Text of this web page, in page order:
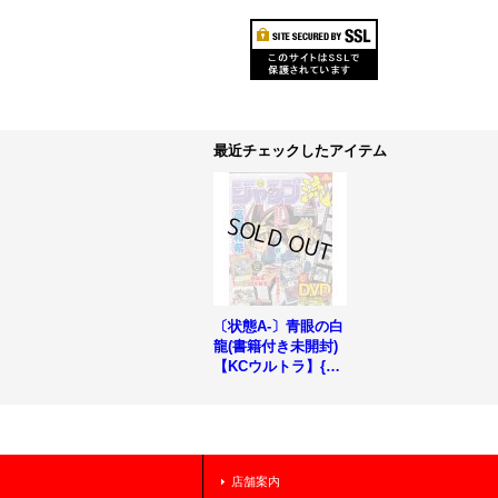
最近チェックしたアイテム
〔状態A-〕青眼の白
龍(書籍付き未開封)
【KCウルトラ】{JM
店舗案内